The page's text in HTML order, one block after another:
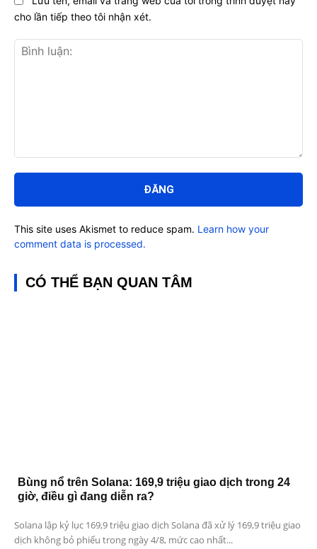
luận:
cho lần tiếp theo tôi nhận xét.
This site uses Akismet to reduce spam. Learn how your
comment data is processed.
CÓ THỂ BẠN QUAN TÂM
Bùng nổ trên Solana: 169,9 triệu giao dịch trong 24
giờ, điều gì đang diễn ra?
Solana lập kỷ lục 169,9 triệu giao dịch Solana đã xử lý 169,9 triệu giao
dịch không bỏ phiếu trong ngày 4/8, mức cao nhất...